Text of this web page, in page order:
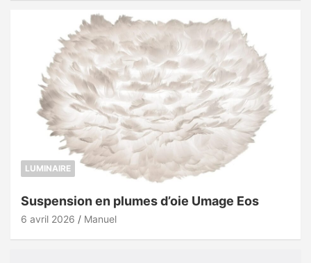
LUMINAIRE
Suspension en plumes d’oie Umage Eos
6 avril 2026 Manuel